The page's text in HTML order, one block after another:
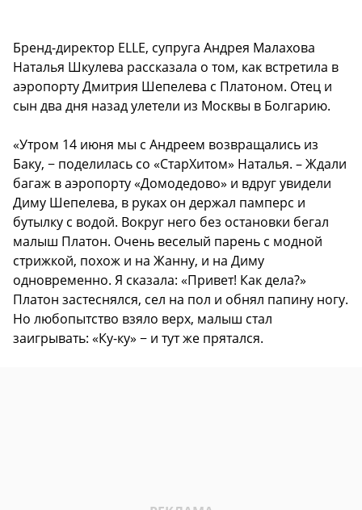
Бренд-директор ELLE, супруга Андрея Малахова
Наталья Шкулева рассказала о том, как встретила в
аэропорту Дмитрия Шепелева с Платоном. Отец и
сын два дня назад улетели из Москвы в Болгарию.
«Утром 14 июня мы с Андреем возвращались из
Баку, − поделилась со «СтарХитом» Наталья. – Ждали
багаж в аэропорту «Домодедово» и вдруг увидели
Диму Шепелева, в руках он держал памперс и
бутылку с водой. Вокруг него без остановки бегал
малыш Платон. Очень веселый парень с модной
стрижкой, похож и на Жанну, и на Диму
одновременно. Я сказала: «Привет! Как дела?»
Платон застеснялся, сел на пол и обнял папину ногу.
Но любопытство взяло верх, малыш стал
заигрывать: «Ку-ку» − и тут же прятался.